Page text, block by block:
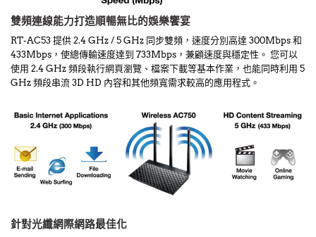
雙頻連線能力打造順暢無比的娛樂饗宴
RT-AC53 提供 2.4 GHz / 5 GHz 同步雙頻，速度分別高達 300Mbps 和
433Mbps，使總傳輸速度達到 733Mbps，兼顧速度與穩定性。 您可以
使用 2.4 GHz 頻段執行網頁瀏覽、檔案下載等基本作業，也能同時利用 5
GHz 頻段串流 3D HD 內容和其他頻寬需求較高的應用程式。
針對光纖網際網路最佳化